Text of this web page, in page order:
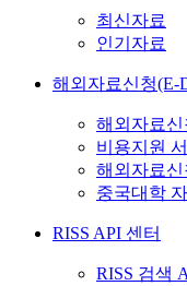
최신자료
인기자료
해외자료신청(E-
해외자료신
비용지원
해외자료
중국대학
RISS API 센터
RISS 검색